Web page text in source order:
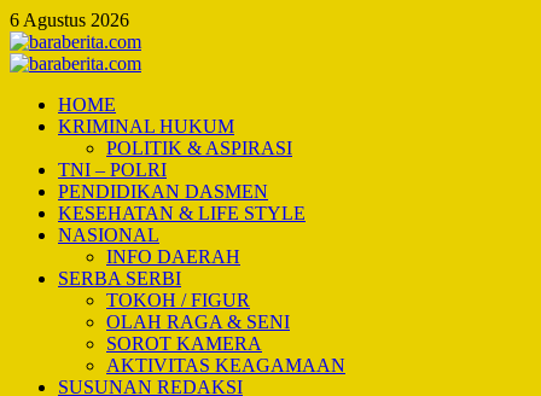
Skip
to
content
6 Agustus 2026
Primary
HOME
KRIMINAL HUKUM
POLITIK & ASPIRASI
TNI – POLRI
PENDIDIKAN DASMEN
KESEHATAN & LIFE STYLE
NASIONAL
INFO DAERAH
SERBA SERBI
TOKOH / FIGUR
OLAH RAGA & SENI
SOROT KAMERA
AKTIVITAS KEAGAMAAN
SUSUNAN REDAKSI